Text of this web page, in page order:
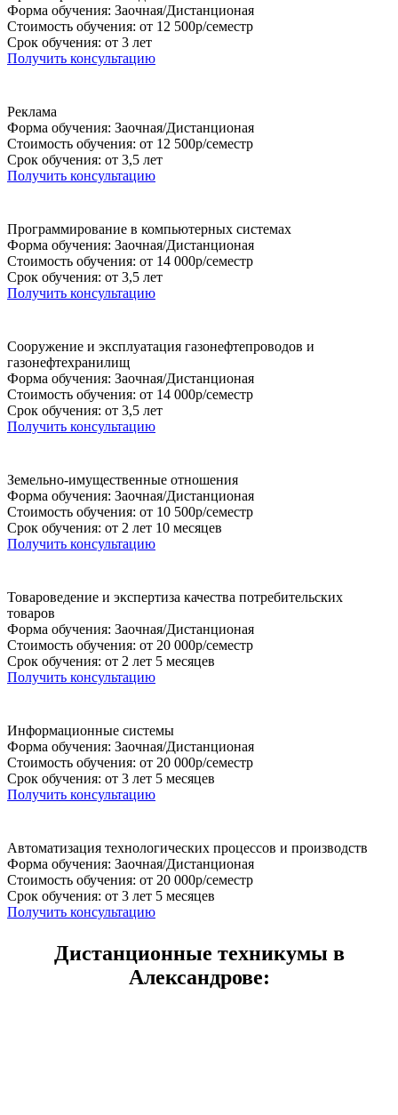
Форма обучения: Заочная/Дистанционая
Стоимость обучения: от 12 500р/семестр
Срок обучения: от 3 лет
Получить консультацию
Реклама
Форма обучения: Заочная/Дистанционая
Стоимость обучения: от 12 500р/семестр
Срок обучения: от 3,5 лет
Получить консультацию
Программирование в компьютерных системах
Форма обучения: Заочная/Дистанционая
Стоимость обучения: от 14 000р/семестр
Срок обучения: от 3,5 лет
Получить консультацию
Сооружение и эксплуатация газонефтепроводов и
газонефтехранилищ
Форма обучения: Заочная/Дистанционая
Стоимость обучения: от 14 000р/семестр
Срок обучения: от 3,5 лет
Получить консультацию
Земельно-имущественные отношения
Форма обучения: Заочная/Дистанционая
Стоимость обучения: от 10 500р/семестр
Срок обучения: от 2 лет 10 месяцев
Получить консультацию
Товароведение и экспертиза качества потребительских
товаров
Форма обучения: Заочная/Дистанционая
Стоимость обучения: от 20 000р/семестр
Срок обучения: от 2 лет 5 месяцев
Получить консультацию
Информационные системы
Форма обучения: Заочная/Дистанционая
Стоимость обучения: от 20 000р/семестр
Срок обучения: от 3 лет 5 месяцев
Получить консультацию
Автоматизация технологических процессов и производств
Форма обучения: Заочная/Дистанционая
Стоимость обучения: от 20 000р/семестр
Срок обучения: от 3 лет 5 месяцев
Получить консультацию
Дистанционные техникумы в
Александрове: